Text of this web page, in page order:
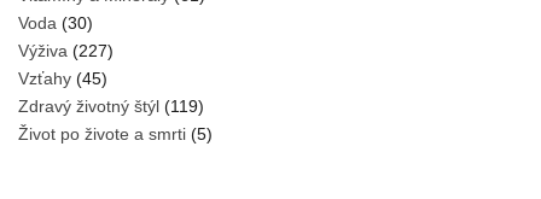
Voda (30)
Výživa (227)
Vzťahy (45)
Zdravý životný štýl (119)
Život po živote a smrti (5)